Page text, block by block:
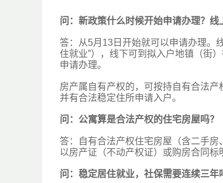
问： 新政策什么时候开始申请办理？线
答：从5月13日开始就可以申请办理。
住就业”），线下可到拟入户地镇（街
申请办理。
房产属自有产权的，可按持自有合法
并有合法稳定住所申请入户。
问： 公寓算是合法产权的住宅房屋吗？
答：自有合法产权住宅房屋（含二手
以房产证（不动产权证）或购房合同标
问： 稳定居住就业，社保需要连续三年